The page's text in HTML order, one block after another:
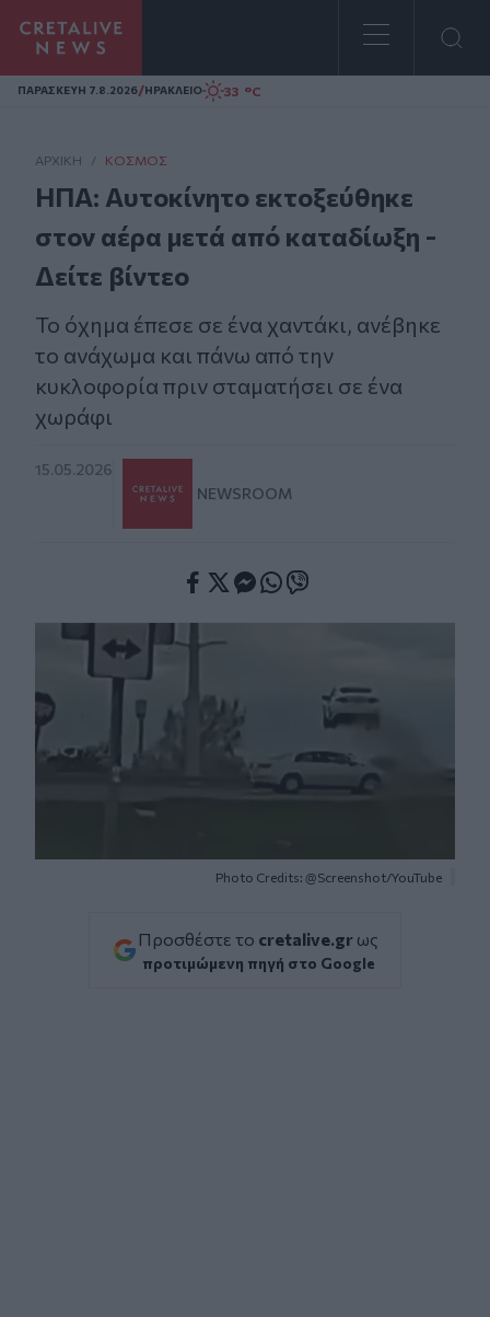
Homepage
ΠΑΡΑΣΚΕΥΗ 7.8.2026/ΗΡΑΚΛΕΙΟ 33 °C
ΑΡΧΙΚΗ / ΚΌΣΜΟΣ
ΗΠΑ: Aυτοκίνητο εκτοξεύθηκε
στον αέρα μετά από καταδίωξη -
Δείτε βίντεο
Το όχημα έπεσε σε ένα χαντάκι, ανέβηκε
το ανάχωμα και πάνω από την
κυκλοφορία πριν σταματήσει σε ένα
χωράφι
15.05.2026
NEWSROOM
Photo Credits: @Screenshot/YouTube
Προσθέστε το cretalive.gr ως
προτιμώμενη πηγή στο Google